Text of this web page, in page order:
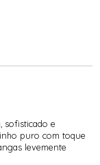
sofisticado e
puro com toque
levemente